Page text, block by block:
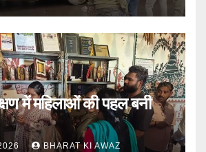
में महिलाओं की पहल बनी
BHARAT KI AWAZ